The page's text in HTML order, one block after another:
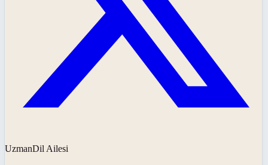
UzmanDil Ailesi